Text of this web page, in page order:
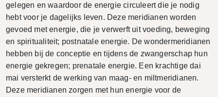
gelegen en waardoor de energie circuleert die je nodig
hebt voor je dagelijks leven. Deze meridianen worden
gevoed met energie, die je verwerft uit voeding, beweging
en spiritualiteit; postnatale energie. De wondermeridianen
hebben bij de conceptie en tijdens de zwangerschap hun
energie gekregen; prenatale energie. Een krachtige dai
mai versterkt de werking van maag- en miltmeridianen.
Deze meridianen zorgen met hun energie voor de